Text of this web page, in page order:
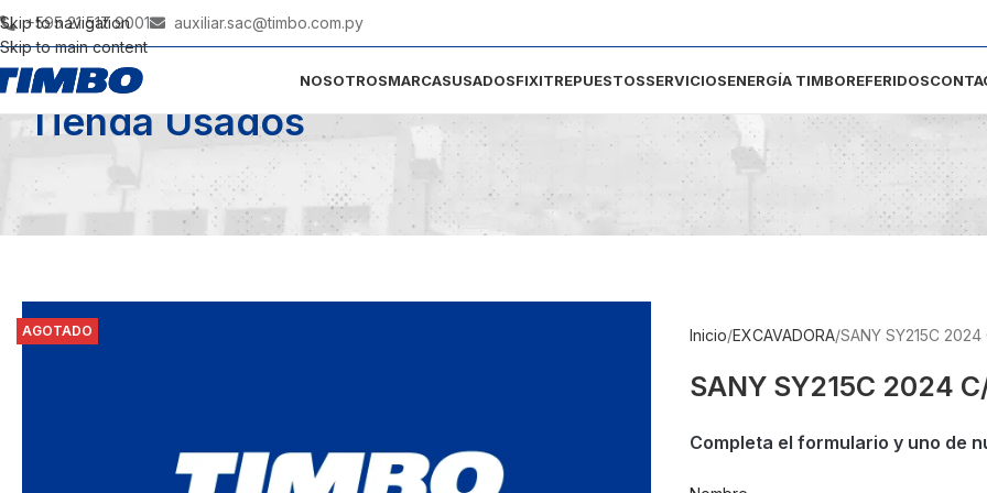
Skip to navigation
Skip to main content
+595 21 517 9001 auxiliar.sac@timbo.com.py
NOSOTROSMARCASUSADOSFIXITREPUESTOSSERVICIOSENERGÍA TIMBOREFERIDOS
Tienda Usados
AGOTADO Inicio EXCAVADORA SANY SY215C
SANY SY215C 2024
Completa el formulario y uno de